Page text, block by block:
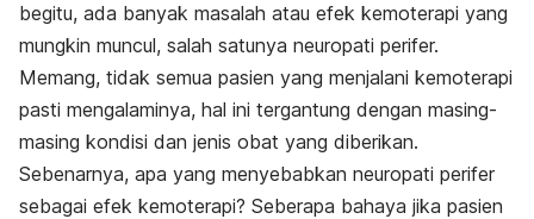
begitu, ada banyak masalah atau efek kemoterapi yang
mungkin muncul, salah satunya neuropati perifer.
Memang, tidak semua pasien yang menjalani kemoterapi
pasti mengalaminya, hal ini tergantung dengan masing-
masing kondisi dan jenis obat yang diberikan.
Sebenarnya, apa yang menyebabkan neuropati perifer
sebagai efek kemoterapi? Seberapa bahaya jika pasien